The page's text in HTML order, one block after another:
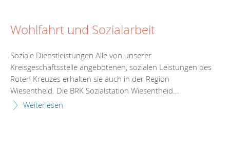
Wohlfahrt und Sozialarbeit
Soziale Dienstleistungen Alle von unserer
Kreisgeschäftsstelle angebotenen, sozialen Leistungen des
Roten Kreuzes erhalten sie auch in der Region
Wiesentheid. Die BRK Sozialstation Wiesentheid...
Weiterlesen